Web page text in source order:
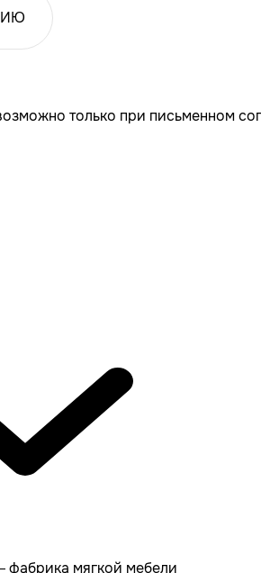
только при письменном
фабрика мягкой мебели